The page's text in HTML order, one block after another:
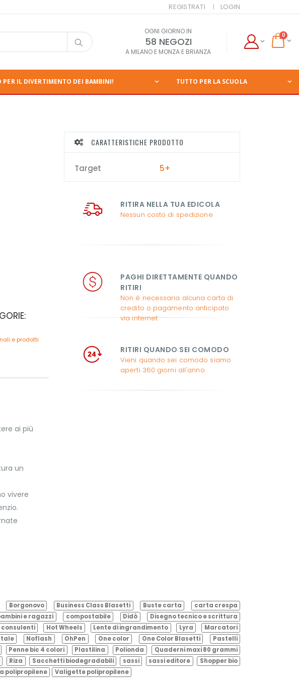
REGISTRATI LOGIN
OGNI GIORNO IN
58 NEGOZI
A MILANO E MONZA E BRIANZA
0
PER IL DIVERTIMENTO DEI BAMBINI! TUTTO PER LA SCUOLA
e prodotti
ai più
un
vivere
CARATTERISTICHE PRODOTTO
Target 5+
RITIRA NELLA TUA EDICOLA
Nessun costo di spedizione
PAGHI DIRETTAMENTE QUANDO
RITIRI
Non è necessaria alcuna carta di
credito o pagamento anticipato
via internet
RITIRI QUANDO SEI COMODO
Vieni quando sei comodo siamo
aperti 360 giorni all'anno
Borgonovo Business Class Blasetti Buste carta
carta crespa
e ragazzi compostabile Didò
Disegno tecnico e scrittura
consulenti Hot Wheels Lente di ingrandimento Lyra
Marcatori
Noflash OhPen One color One Color Blasetti
Pastelli
Penne bic 4 colori Plastilina Polionda
Quaderni maxi 80 grammi
Riza Sacchetti biodegradabili sassi sassi editore
Shopper bio
polipropilene Valigette polipropilene